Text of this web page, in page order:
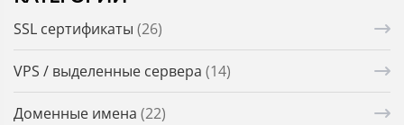
SSL сертификаты (26)
VPS / выделенные сервера (14)
Доменные имена (22)